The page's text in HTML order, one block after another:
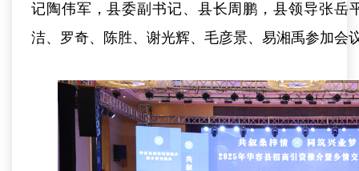
记陶伟军，县委副书记、县长周鹏，县领导张岳
洁、罗奇、陈胜、谢光辉、毛彦景、易湘禹参加会